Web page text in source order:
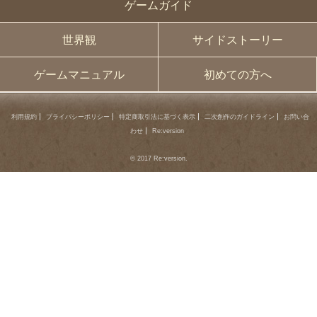
ゲームガイド
世界観 サイドストーリー
ゲームマニュアル 初めての方へ
利用規約 プライバシーポリシー 特定商取引法に基づく表示 二次創作のガイドライン
お問い合
わせ
Re:version
© 2017 Re:version.